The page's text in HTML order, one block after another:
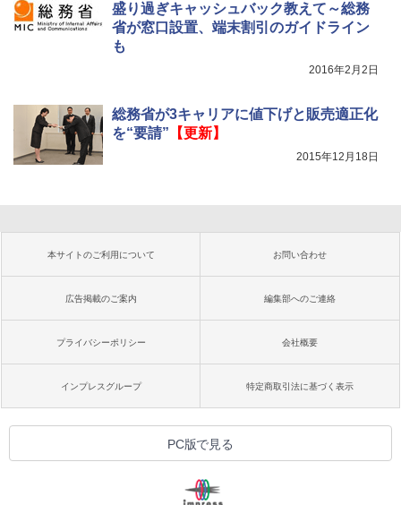
盛り過ぎキャッシュバック教えて～総務
省が窓口設置、端末割引のガイドライン
も
2016年2月2日
総務省が3キャリアに値下げと販売適正化
を“要請” 【更新】
2015年12月18日
本サイトのご利用について お問い合わせ
広告掲載のご案内 編集部へのご連絡
プライバシーポリシー 会社概要
インプレスグループ 特定商取引法に基づく表示
PC版で見る